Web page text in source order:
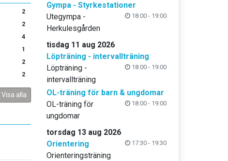
2
2
4
1
2
2
Visa alla
Gympa - Styrkestationer
18:00 - 19:00
Utegympa -
Herkulesgården
tisdag 11 aug 2026
Löpträning - intervallträning
18:00 - 19:00
Löpträning -
intervallträning
OL-träning för barn & ungdomar
18:00 - 19:00
OL-träning för
ungdomar
torsdag 13 aug 2026
Orientering
17:30 - 19:30
Orienteringsträning